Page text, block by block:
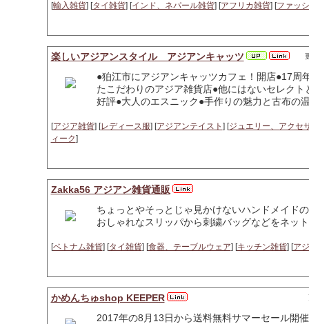
[輸入雑貨] [タイ雑貨] [インド、ネパール雑貨] [アフリカ雑貨] [ファッ
楽しいアジアンスタイル アジアンキャッツ
●狛江市にアジアンキャッツカフェ！開店●17周
たこだわりのアジア雑貨店●他にはないセレク
好評●大人のエスニック●手作りの魅力と古布の
[アジア雑貨] [レディース服] [アジアンテイスト ] [ジュエリー、アクセ
ィーク]
Zakka56 アジアン雑貨通販
ちょっとやそっとじゃ見かけないハンドメイド
おしゃれなスリッパから刺繍バッグなどをネッ
[ベトナム雑貨] [タイ雑貨] [食器、テーブルウェア] [キッチン雑貨] [ア
かめんちゅshop KEEPER
2017年の8月13日から送料無料サマーセール開